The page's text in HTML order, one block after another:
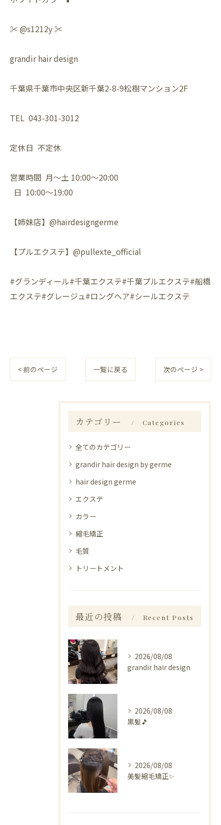
✂️ @s1212y ✂️
grandir hair design
千葉県千葉市中央区新千葉2-8-9松樹マンション2F
TEL 043-301-3012
定休日 不定休
営業時間 月〜土 10:00〜20:00
日 10:00〜19:00
【姉妹店】@hairdesigngerme
【プルエクステ】@pullexte_official
#グランディール#千葉エクステ#千葉プルエクステ#船橋
エクステ#グレージュ#ロングヘア#シールエクステ
< 前のページ 一覧に戻る 次のページ >
カテゴリー Categories
全てのカテゴリー
grandir hair design by germe
hair design germe
エクステ
カラー
縮毛矯正
毛質
トリートメント
最近の投稿 Recent Posts
2026/08/08
grandir hair design
2026/08/08
黒髪🎵
2026/08/08
美髪縮毛矯正✨️